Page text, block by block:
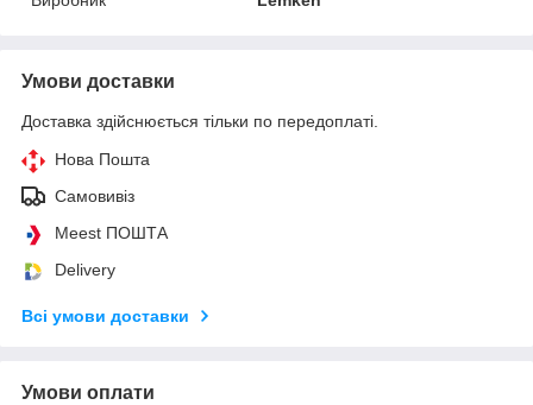
Умови доставки
Доставка здійснюється тільки по передоплаті.
Нова Пошта
Самовивіз
Meest ПОШТА
Delivery
Всі умови доставки
Умови оплати